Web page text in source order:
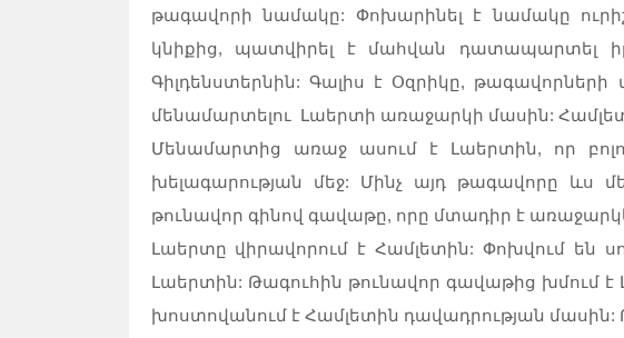
թագավորի նամակը: Փոխարինել է նամակը
կնիքից, պատվիրել է մահվան դատապարտել իր
Գիլդենստերնին: Գալիս է Օզրիկը, թագավորների
մենամարտելու Լաերտի առաջարկի մասին:
Մենամարտից առաջ ասում է Լաերտին, որ
խելագարության մեջ: Մինչ այդ թագավորը ևս
թունավոր գինով գավաթը, որը մտադիր է
Լաերտը վիրավորում է Համլետին: Փոխվում են
Լաերտին: Թագուհին թունավոր գավաթից խմում է
խոստովանում է Համլետին դավադրության